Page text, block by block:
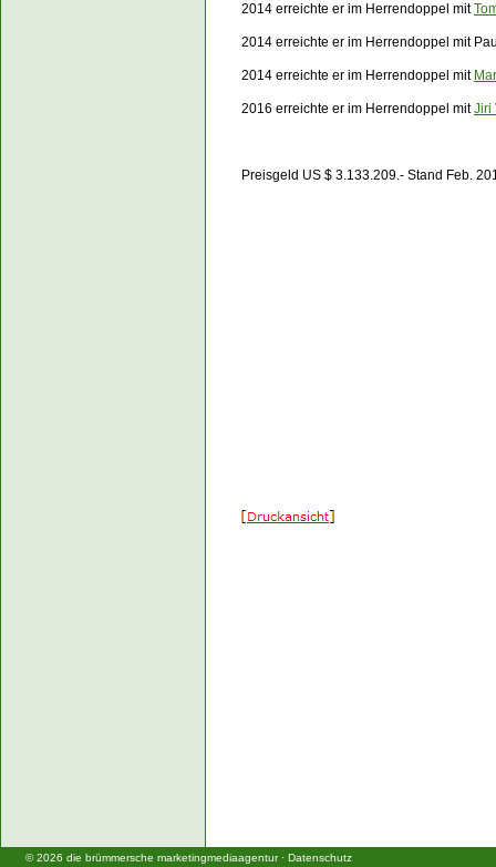
2014 erreichte er im Herrendoppel mit
2014 erreichte er im Herrendoppel mit
2014 erreichte er im Herrendoppel mit
2016 erreichte er im Herrendoppel mitJiri
Preisgeld US $ 3.133.209.- Stand Feb.
© 2026 die brümmersche marketingmediaagentur· Datenschutz